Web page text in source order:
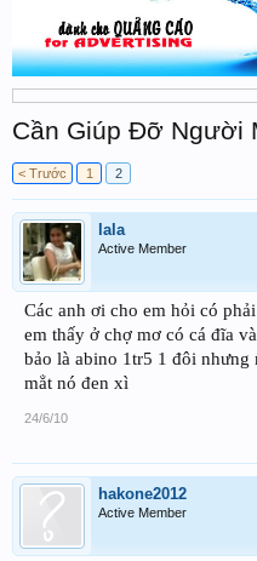
Cần Giúp Đỡ Người
< Trước 1 2
lala
Active Member
Các anh ơi cho em hỏi có
em thấy ở chợ mơ có cá đĩa
bảo là abino 1tr5 1 đôi nhưng
mẳt nó đen xì
24/6/10
hakone2012
Active Member